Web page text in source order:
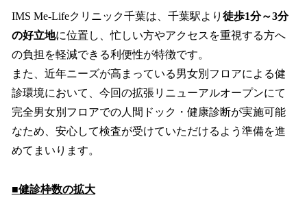
IMS Me-Lifeクリニック千葉は、千葉駅より 徒歩1分～3分
の好立地に位置し、忙しい方やアクセスを重視する方へ
の負担を軽減できる利便性が特徴です。
また、近年ニーズが高まっている男女別フロアによる健
診環境において、今回の拡張リニューアルオープンにて
完全男女別フロアでの人間ドック・健康診断が実施可能
なため、安心して検査が受けていただけるよう準備を進
めてまいります。
■健診枠数の拡大